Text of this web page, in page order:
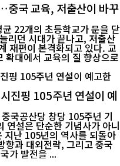
국 교육, 저출산이 바꾸
22개의 초등학교가 문을 닫
리던 시대가 끝나고, 저출산
재편이 본격화되고 있다. 교
확대에서 교육의 질 향상으로
진핑 105주년 연설이 예
국공산당 창당 105주년 기
연설은 단순한 기념사가 아니
지난 105년의 역사를 되돌아
향과 대외전략, 그리고 중국
가 발전을 ...